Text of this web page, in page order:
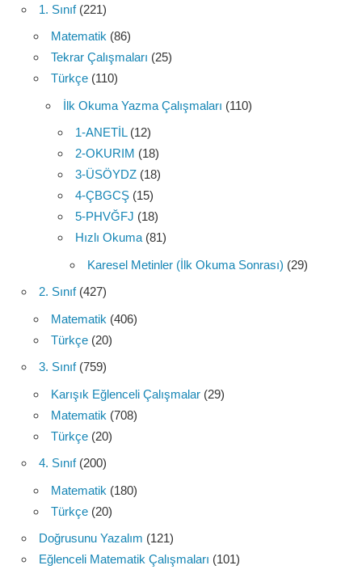
1. Sınıf(221)
Matematik (86)
Tekrar Çalışmaları (25)
Türkçe (110)
İlk Okuma Yazma Çalışmaları (110)
1-ANETİL(12)
2-OKURIM (18)
3-ÜSÖYDZ (18)
4-ÇBGCŞ (15)
5-PHVĞFJ (18)
Hızlı Okuma (81)
Karesel Metinler (İlk Okuma Sonrası) (29)
2. Sınıf(427)
Matematik (406)
Türkçe (20)
3. Sınıf(759)
Karışık Eğlenceli Çalışmalar (29)
Matematik (708)
Türkçe (20)
4. Sınıf(200)
Matematik (180)
Türkçe (20)
Doğrusunu Yazalım (121)
Eğlenceli Matematik Çalışmaları (101)